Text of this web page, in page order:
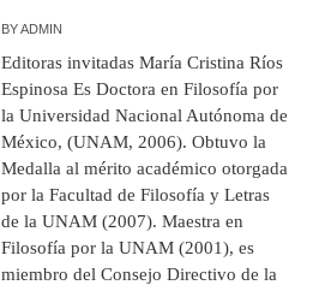
BYADMIN
Editoras invitadas María Cristina Ríos
Espinosa Es Doctora en Filosofía por
la Universidad Nacional Autónoma de
México, (UNAM, 2006). Obtuvo la
Medalla al mérito académico otorgada
por la Facultad de Filosofía y Letras
de la UNAM (2007). Maestra en
Filosofía por la UNAM (2001), es
miembro del Consejo Directivo de la